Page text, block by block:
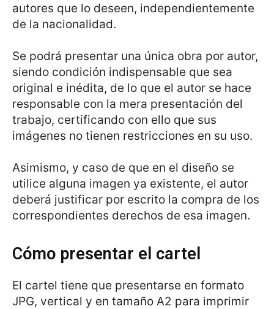
autores que lo deseen, independientemente
de la nacionalidad.
Se podrá presentar una única obra por autor,
siendo condición indispensable que sea
original e inédita, de lo que el autor se hace
responsable con la mera presentación del
trabajo, certificando con ello que sus
imágenes no tienen restricciones en su uso.
Asimismo, y caso de que en el diseño se
utilice alguna imagen ya existente, el autor
deberá justificar por escrito la compra de los
correspondientes derechos de esa imagen.
Cómo presentar el cartel
El cartel tiene que presentarse en formato
JPG, vertical y en tamaño A2 para imprimir